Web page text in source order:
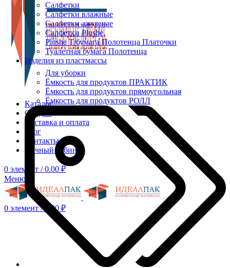
Каталог
Скидки
Доставка и оплата
Блог
Контакты
Личный кабинет
0 элемент / 0.00 ₽
Меню
0 элемент / 0.00 ₽
Салфетки
Салфетки влажные
Салфетки ажурные
Салфетки Plushe
Plushe Т/бумага Полотенца Платочки
Туалетная бумага Полотенца
Изделия из пластмассы
Для уборки
Ёмкость для продуктов ПРАКТИК
Ёмкость для продуктов прямоугольная
Ёмкость для продуктов РОЛЛ